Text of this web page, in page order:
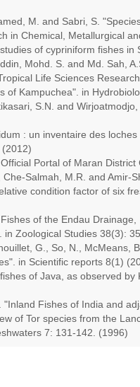
M. and Sabri, S.
in Chemical, Metallurgical
of cypriniform fishes
Mohd. S. and Md. Sah,
Life Sciences
of Kampuchea". in
S.N. and
: un inventaire des
Portal of Maran
Salmah, M.R. and Amir-
condition factor of six
of the Endau
in Zoological Studies 38(3):
G., So, N.,
in Scientific reports 8(1)
of Java, as observed
"Inland Fishes of India and
of Tor species from the
7: 131-142. (1996)